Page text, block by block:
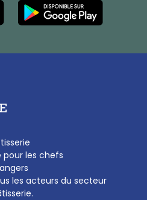
pour les chefs
les acteurs du secteur
Pâtisserie Française
16